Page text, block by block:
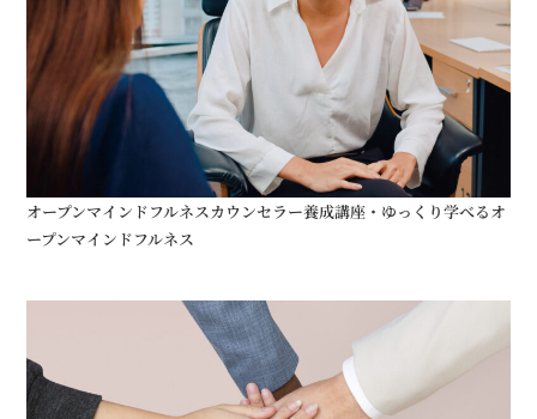
オープンマインドフルネスカウンセラー養成講座・ゆっくり学べるオ
ープンマインドフルネス